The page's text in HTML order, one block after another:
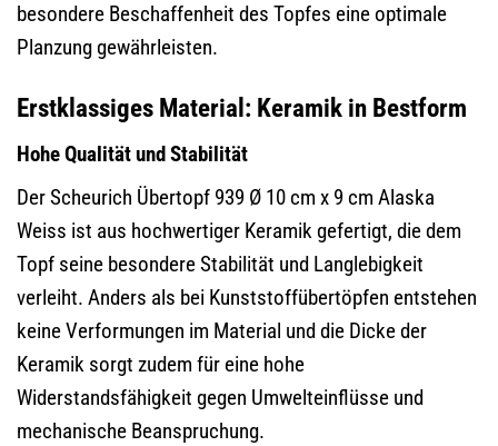
besondere Beschaffenheit des Topfes eine optimale
Planzung gewährleisten.
Erstklassiges Material: Keramik in Bestform
Hohe Qualität und Stabilität
Der Scheurich Übertopf 939 Ø 10 cm x 9 cm Alaska
Weiss ist aus hochwertiger Keramik gefertigt, die dem
Topf seine besondere Stabilität und Langlebigkeit
verleiht. Anders als bei Kunststoffübertöpfen entstehen
keine Verformungen im Material und die Dicke der
Keramik sorgt zudem für eine hohe
Widerstandsfähigkeit gegen Umwelteinflüsse und
mechanische Beanspruchung.